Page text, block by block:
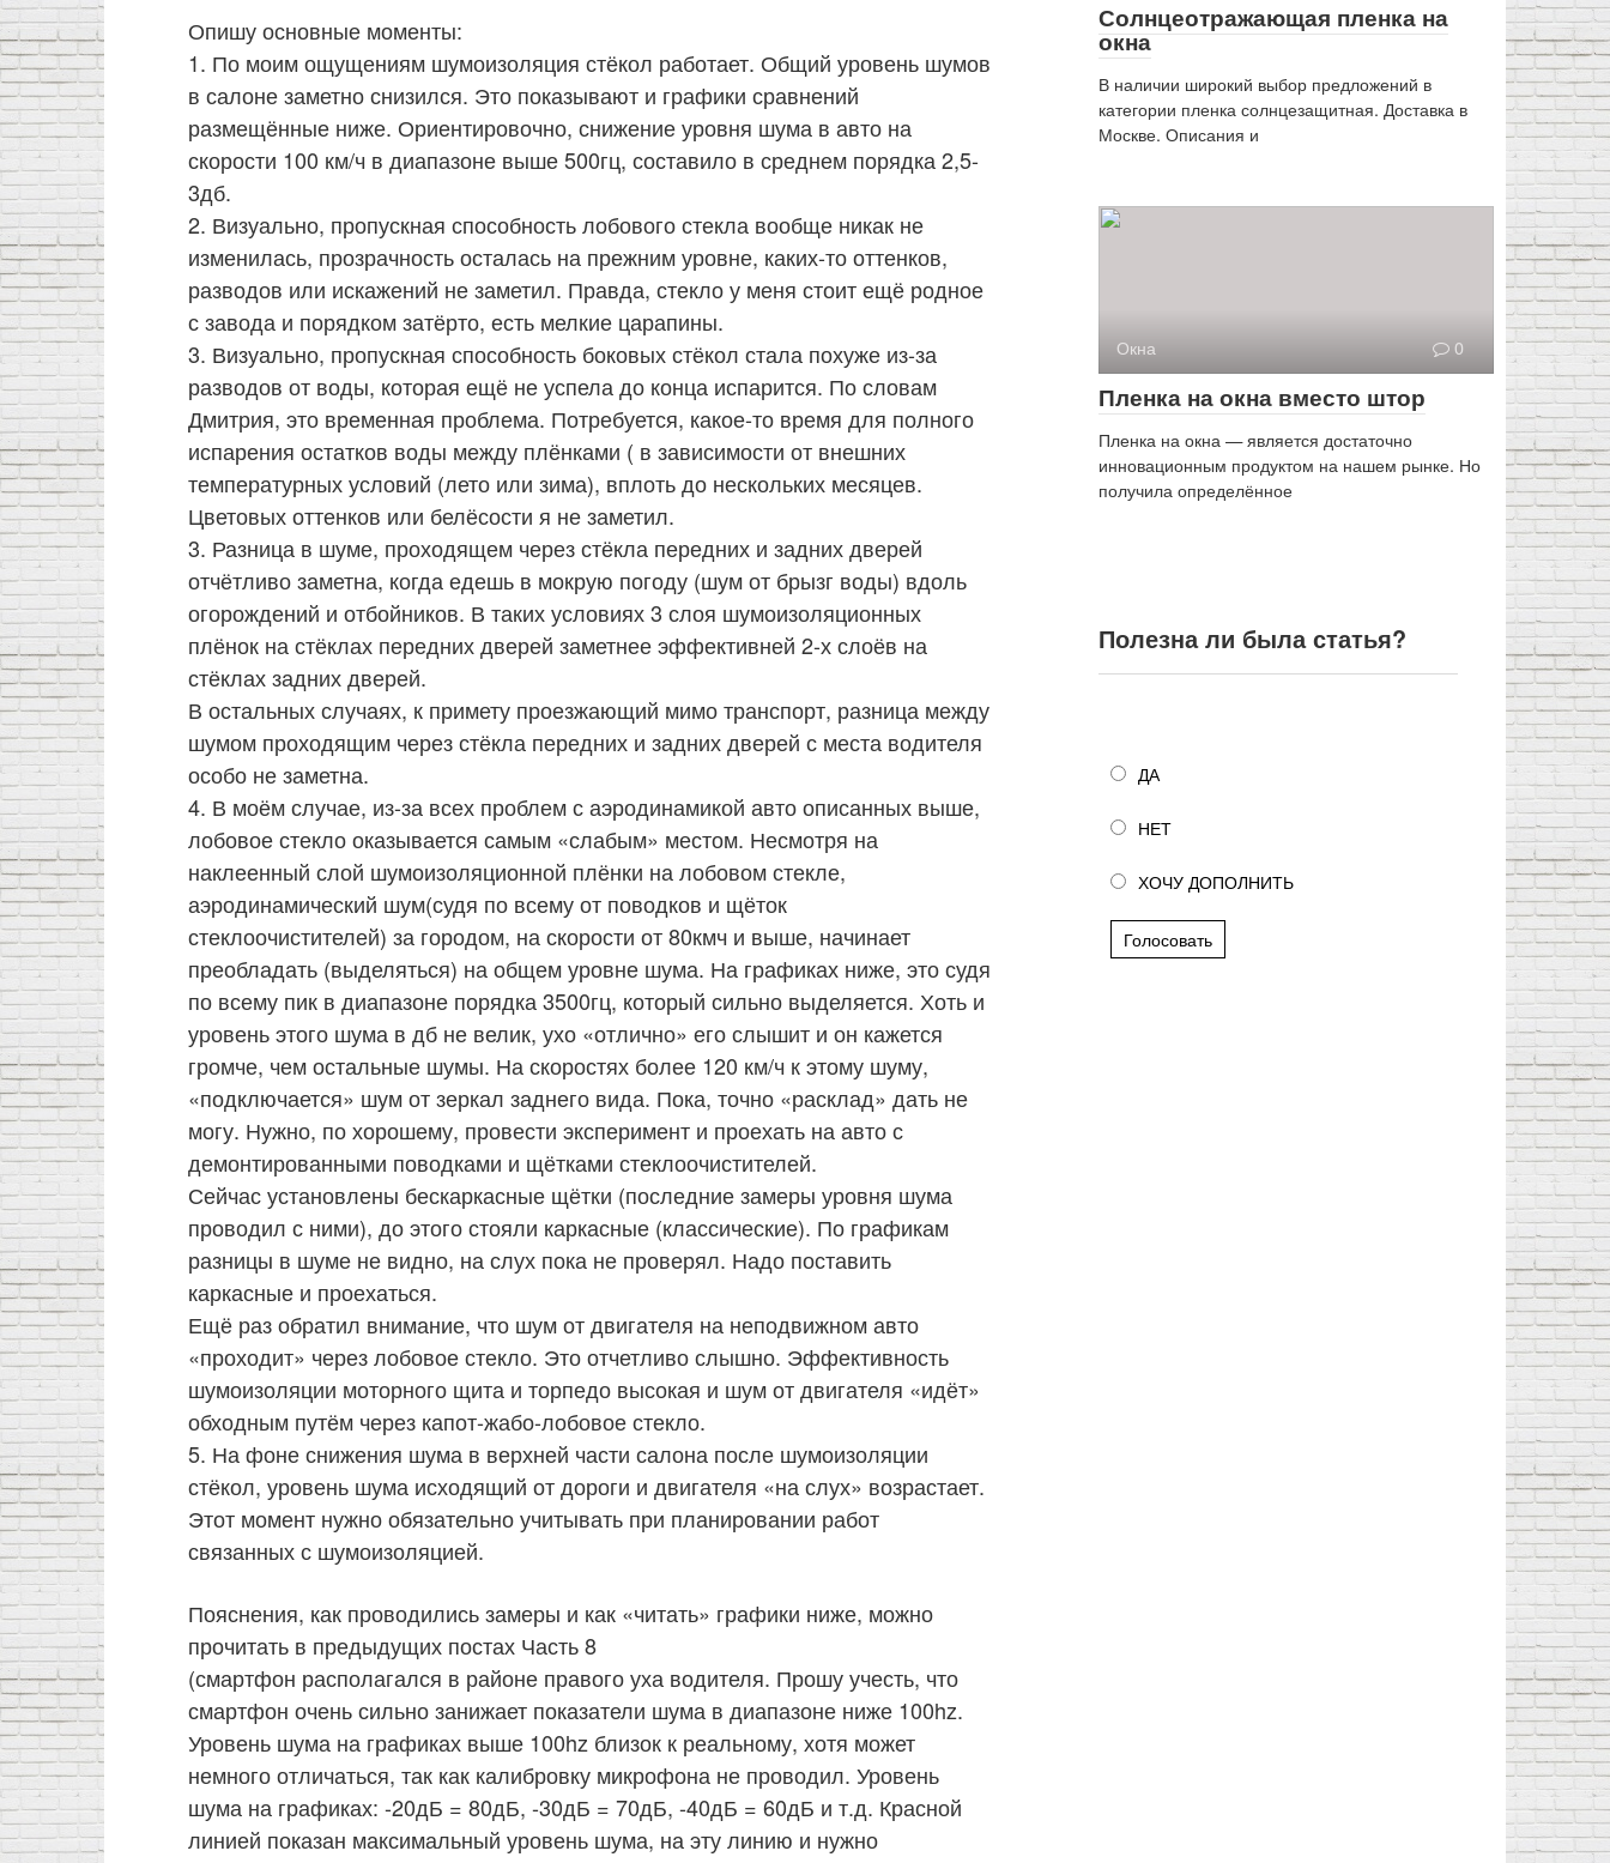
Опишу основные моменты:
1. По моим ощущениям шумоизоляция стёкол работает. Общий уровень шумов
в салоне заметно снизился. Это показывают и графики сравнений
размещённые ниже. Ориентировочно, снижение уровня шума в авто на
скорости 100 км/ч в диапазоне выше 500гц, составило в среднем порядка 2,5-
3дб.
2. Визуально, пропускная способность лобового стекла вообще никак не
изменилась, прозрачность осталась на прежним уровне, каких-то оттенков,
разводов или искажений не заметил. Правда, стекло у меня стоит ещё родное
с завода и порядком затёрто, есть мелкие царапины.
3. Визуально, пропускная способность боковых стёкол стала похуже из-за
разводов от воды, которая ещё не успела до конца испарится. По словам
Дмитрия, это временная проблема. Потребуется, какое-то время для полного
испарения остатков воды между плёнками ( в зависимости от внешних
температурных условий (лето или зима), вплоть до нескольких месяцев.
Цветовых оттенков или белёсости я не заметил.
3. Разница в шуме, проходящем через стёкла передних и задних дверей
отчётливо заметна, когда едешь в мокрую погоду (шум от брызг воды) вдоль
огорождений и отбойников. В таких условиях 3 слоя шумоизоляционных
плёнок на стёклах передних дверей заметнее эффективней 2-х слоёв на
стёклах задних дверей.
В остальных случаях, к примету проезжающий мимо транспорт, разница между
шумом проходящим через стёкла передних и задних дверей с места водителя
особо не заметна.
4. В моём случае, из-за всех проблем с аэродинамикой авто описанных выше,
лобовое стекло оказывается самым «слабым» местом. Несмотря на
наклеенный слой шумоизоляционной плёнки на лобовом стекле,
аэродинамический шум(судя по всему от поводков и щёток
стеклоочистителей) за городом, на скорости от 80кмч и выше, начинает
преобладать (выделяться) на общем уровне шума. На графиках ниже, это судя
по всему пик в диапазоне порядка 3500гц, который сильно выделяется. Хоть и
уровень этого шума в дб не велик, ухо «отлично» его слышит и он кажется
громче, чем остальные шумы. На скоростях более 120 км/ч к этому шуму,
«подключается» шум от зеркал заднего вида. Пока, точно «расклад» дать не
могу. Нужно, по хорошему, провести эксперимент и проехать на авто с
демонтированными поводками и щётками стеклоочистителей.
Сейчас установлены бескаркасные щётки (последние замеры уровня шума
проводил с ними), до этого стояли каркасные (классические). По графикам
разницы в шуме не видно, на слух пока не проверял. Надо поставить
каркасные и проехаться.
Ещё раз обратил внимание, что шум от двигателя на неподвижном авто
«проходит» через лобовое стекло. Это отчетливо слышно. Эффективность
шумоизоляции моторного щита и торпедо высокая и шум от двигателя «идёт»
обходным путём через капот-жабо-лобовое стекло.
5. На фоне снижения шума в верхней части салона после шумоизоляции
стёкол, уровень шума исходящий от дороги и двигателя «на слух» возрастает.
Этот момент нужно обязательно учитывать при планировании работ
связанных с шумоизоляцией.
Пояснения, как проводились замеры и как «читать» графики ниже, можно
прочитать в предыдущих постах Часть 8
(смартфон располагался в районе правого уха водителя. Прошу учесть, что
смартфон очень сильно занижает показатели шума в диапазоне ниже 100hz.
Уровень шума на графиках выше 100hz близок к реальному, хотя может
немного отличаться, так как калибровку микрофона не проводил. Уровень
шума на графиках: -20дБ = 80дБ, -30дБ = 70дБ, -40дБ = 60дБ и т.д. Красной
линией показан максимальный уровень шума, на эту линию и нужно
Солнцеотражающая пленка на
окна
В наличии широкий выбор предложений в
категории пленка солнцезащитная. Доставка в
Москве. Описания и
Окна 0
Пленка на окна вместо штор
Пленка на окна — является достаточно
инновационным продуктом на нашем рынке. Но
получила определённое
Полезна ли была статья?
ДА
НЕТ
ХОЧУ ДОПОЛНИТЬ
Голосовать